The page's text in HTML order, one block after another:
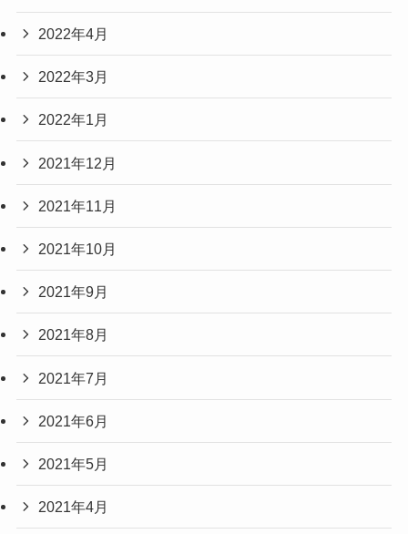
2022年4月
2022年3月
2022年1月
2021年12月
2021年11月
2021年10月
2021年9月
2021年8月
2021年7月
2021年6月
2021年5月
2021年4月